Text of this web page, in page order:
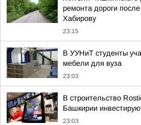
ремонта дороги
Хабирову
23:15
В УУНиТ студенты
мебели для вуза
23:03
В строительство
Башкирии
23:03